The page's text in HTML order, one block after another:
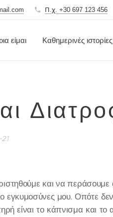
Π.χ. +30 697 123 456
είμαι Καθημερινές ιστορίες
και να περάσουμε
εγκυμοσύνες μου. Οπότε
είναι το κάπνισμα και